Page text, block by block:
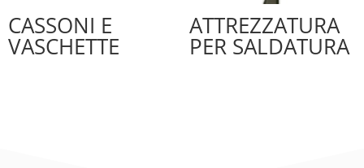
CASSONI E
VASCHETTE
ATTREZZATURA
PER SALDATURA